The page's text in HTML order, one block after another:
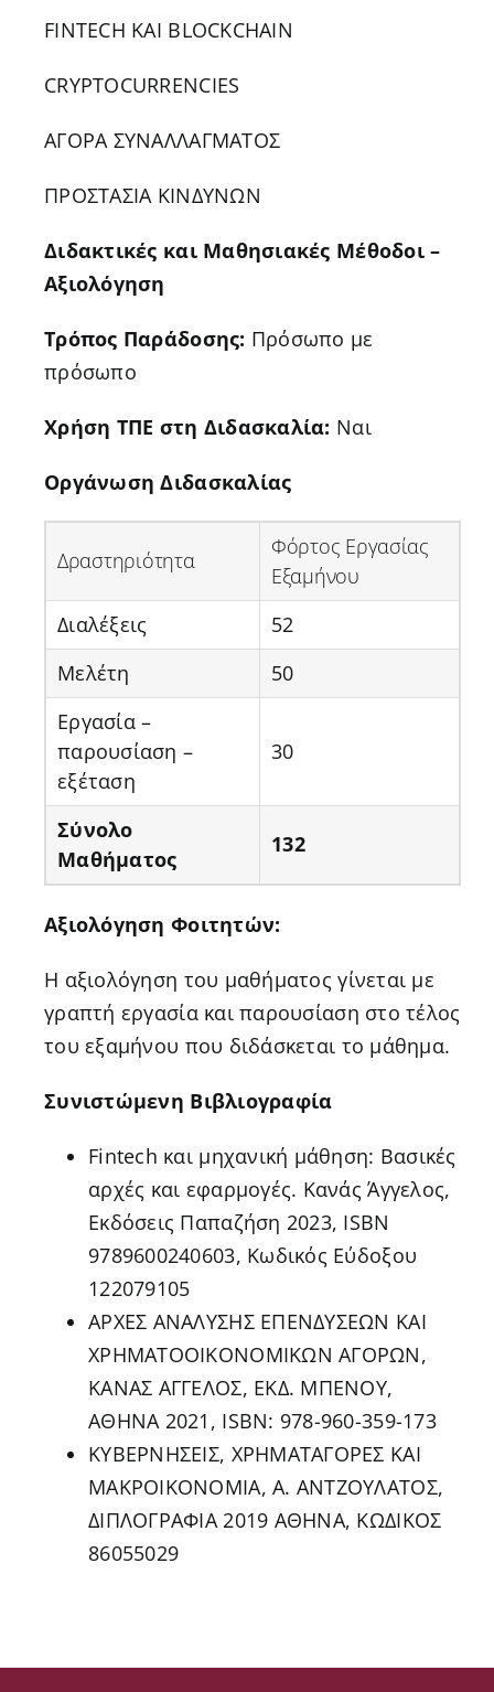
FINTECH ΚΑΙ BLOCKCHAIN
CRYPTOCURRENCIES
ΑΓΟΡΑ ΣΥΝΑΛΛΑΓΜΑΤΟΣ
ΠΡΟΣΤΑΣΙΑ ΚΙΝΔΥΝΩΝ
Διδακτικές και Μαθησιακές Μέθοδοι –
Αξιολόγηση
Τρόπος Παράδοσης: Πρόσωπο με
πρόσωπο
Χρήση ΤΠΕ στη Διδασκαλία: Ναι
Οργάνωση Διδασκαλίας
Δραστηριότητα
Φόρτος Εργασίας
Εξαμήνου
Διαλέξεις
52
Μελέτη
50
Εργασία –
παρουσίαση –
εξέταση
30
Σύνολο
Μαθήματος
132
Αξιολόγηση Φοιτητών:
Η αξιολόγηση του μαθήματος γίνεται με
γραπτή εργασία και παρουσίαση στο τέλος
του εξαμήνου που διδάσκεται το μάθημα.
Συνιστώμενη Βιβλιογραφία
Fintech και μηχανική μάθηση: Βασικές
αρχές και εφαρμογές. Κανάς Άγγελος,
Εκδόσεις Παπαζήση 2023, ISBN
9789600240603, Κωδικός Εύδοξου
122079105
ΑΡΧΕΣ ΑΝΑΛΥΣΗΣ ΕΠΕΝΔΥΣΕΩΝ ΚΑΙ
ΧΡΗΜΑΤΟΟΙΚΟΝΟΜΙΚΩΝ ΑΓΟΡΩΝ,
ΚΑΝΑΣ ΑΓΓΕΛΟΣ, ΕΚΔ. ΜΠΕΝΟΥ,
ΑΘΗΝΑ 2021, ISBN: 978-960-359-173
ΚΥΒΕΡΝΗΣΕΙΣ, ΧΡΗΜΑΤΑΓΟΡΕΣ ΚΑΙ
ΜΑΚΡΟΙΚΟΝΟΜΙΑ, Α. ΑΝΤΖΟΥΛΑΤΟΣ,
ΔΙΠΛΟΓΡΑΦΙΑ 2019 ΑΘΗΝΑ, ΚΩΔΙΚΟΣ
86055029